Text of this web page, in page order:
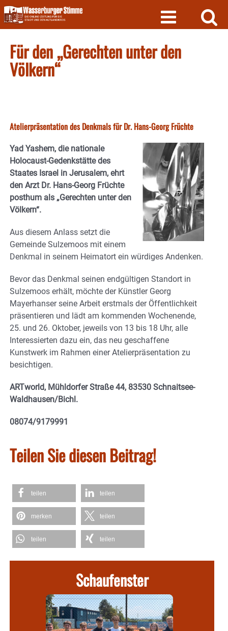
Skip
to
content
Für den „Gerechten unter den
Völkern“
Atelierpräsentation des Denkmals für Dr. Hans-Georg Früchte
Yad Yashem, die nationale
Holocaust-Gedenkstätte des
Staates Israel in Jerusalem, ehrt
den Arzt Dr. Hans-Georg Früchte
posthum als „Gerechten unter den
Völkern“.
Aus diesem Anlass setzt die
Gemeinde Sulzemoos mit einem
Denkmal in seinem Heimatort ein würdiges Andenken.
Bevor das Denkmal seinen endgültigen Standort in
Sulzemoos erhält, möchte der Künstler Georg
Mayerhanser seine Arbeit erstmals der Öffentlichkeit
präsentieren und lädt am kommenden Wochenende,
25. und 26. Oktober, jeweils von 13 bis 18 Uhr, alle
Interessierten dazu ein, das neu geschaffene
Kunstwerk im Rahmen einer Atelierpräsentation zu
besichtigen.
ARTworld, Mühldorfer Straße 44, 83530 Schnaitsee-
Waldhausen/Bichl.
08074/9179991
Teilen Sie diesen Beitrag!
teilen teilen
merken teilen
teilen teilen
Schaufenster